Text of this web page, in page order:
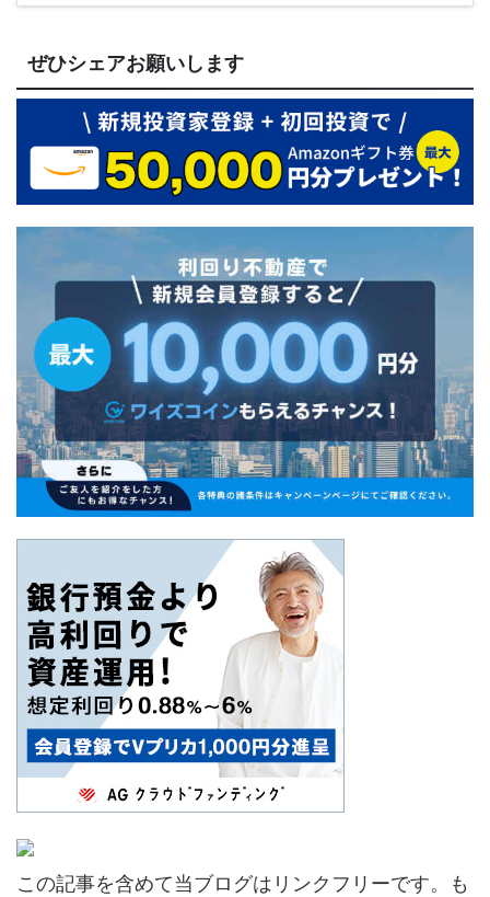
ぜひシェアお願いします
この記事を含めて当ブログはリンクフリーです。も